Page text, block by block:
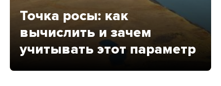
Точка росы: как
вычислить и зачем
учитывать этот параметр